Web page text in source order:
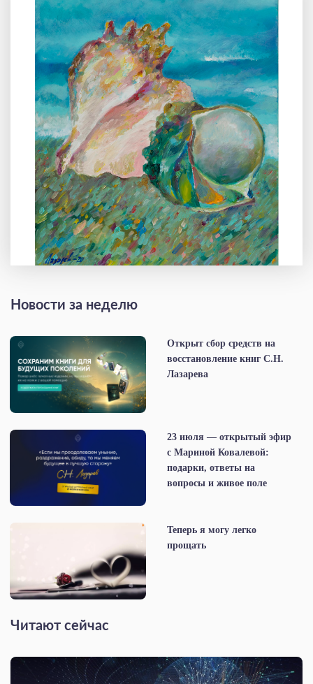
Новости за неделю
Открыт сбор средств на
восстановление книг С.Н.
Лазарева
23 июля — открытый эфир
с Мариной Ковалевой:
подарки, ответы на
вопросы и живое поле
Теперь я могу легко
прощать
Читают сейчас